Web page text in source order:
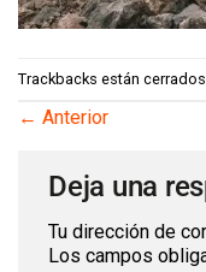
Trackbacks están
← Anterior
Deja una
Tu dirección de
Los campos